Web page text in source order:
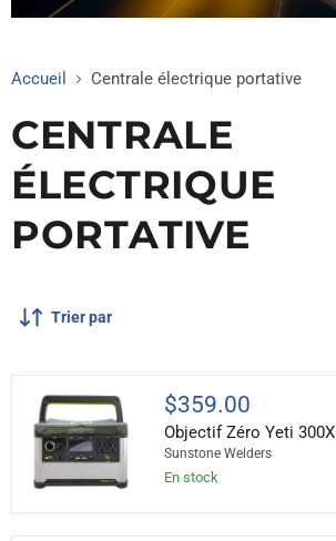
Accueil Centrale électrique portative
CENTRALE
ÉLECTRIQUE
PORTATIVE
Trier par
Objectif
Zéro
Yeti
300X
$359.00
Objectif Zéro Yeti 300X
Sunstone Welders
En stock